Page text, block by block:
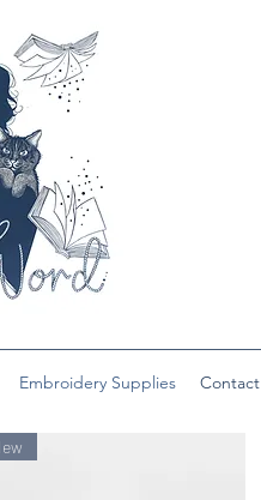
Embroidery Supplies Contact